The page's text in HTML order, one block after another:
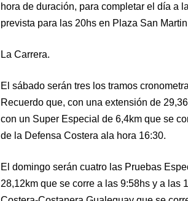
hora de duración, para completar el día a
prevista para las 20hs en Plaza San
La Carrera.
El sábado serán tres los tramos
Recuerdo que, con una extensión de
con un Super Especial de 6,4km que se
de la Defensa Costera ala hora 16:30.
El domingo serán cuatro las Pruebas
28,12km que se corre a las 9:58hs y a las